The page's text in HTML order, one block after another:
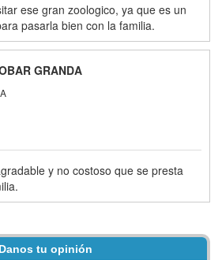
ese gran zoologico, ya que es un
pasarla bien con la familia.
GRANDA
y no costoso que se presta
Danos tu opinión